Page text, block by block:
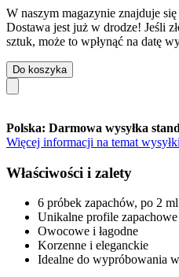
W naszym magazynie znajduje
Dostawa jest już w drodze! Jeśli
sztuk, może to wpłynąć na datę
Do koszyka
Polska: Darmowa wysyłka
Więcej informacji na temat
Właściwości i zalety
6 próbek zapachów, po 2
Unikalne profile zapachowe
Owocowe i łagodne
Korzenne i eleganckie
Idealne do wypróbowania